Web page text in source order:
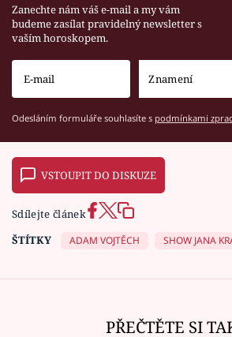
Zanechte nám váš e-mail a my vám
budeme zasílat pravidelný newsletter s
vaším horoskopem.
Odesláním formuláře souhlasíte s podmínkami
VSTOUPIT DO DISKUZE
Sdílejte článek
ŠTÍTKY
ADAM VOJTĚCH SHOW JANA
PŘEČTĚTE SI